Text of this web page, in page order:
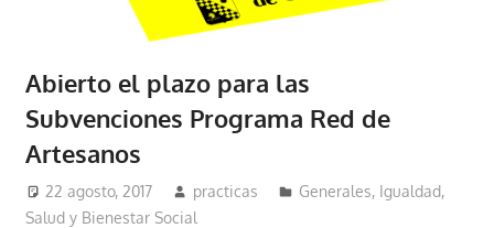
Abierto el plazo para las
Subvenciones Programa Red de
Artesanos
22 agosto, 2017 practicas Generales, Igualdad,
Salud y Bienestar Social